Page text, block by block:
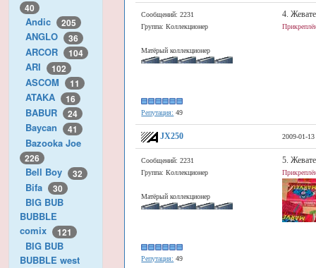
40
Andic 205
ANGLO 36
ARCOR 104
ARI 102
ASCOM 11
ATAKA 16
BABUR 24
Baycan 41
Bazooka Joe
226
Bell Boy 32
Bifa 30
BIG BUB
BUBBLE
comix
121
BIG BUB
BUBBLE west
Сообщений: 2231
Группа: Коллекционер
Матёрый коллекционер
Репутация: 49
4.
JX250 2009-01-
Сообщений: 2231
Группа: Коллекционер
Матёрый коллекционер
Репутация: 49
5.